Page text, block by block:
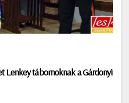
Lenkey tábornoknak a Gárdonyi